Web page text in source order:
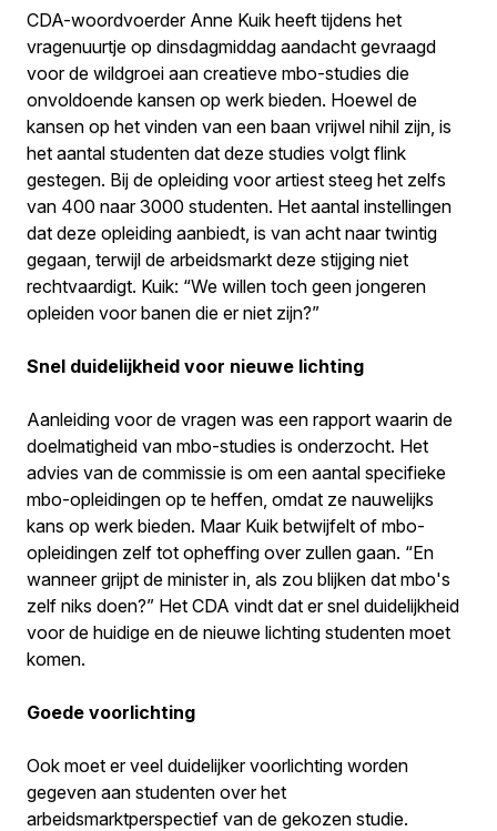
CDA-woordvoerder Anne Kuik heeft tijdens het
vragenuurtje op dinsdagmiddag aandacht gevraagd
voor de wildgroei aan creatieve mbo-studies die
onvoldoende kansen op werk bieden. Hoewel de
kansen op het vinden van een baan vrijwel nihil zijn, is
het aantal studenten dat deze studies volgt flink
gestegen. Bij de opleiding voor artiest steeg het zelfs
van 400 naar 3000 studenten. Het aantal instellingen
dat deze opleiding aanbiedt, is van acht naar twintig
gegaan, terwijl de arbeidsmarkt deze stijging niet
rechtvaardigt. Kuik: “We willen toch geen jongeren
opleiden voor banen die er niet zijn?”
Snel duidelijkheid voor nieuwe lichting
Aanleiding voor de vragen was een rapport waarin de
doelmatigheid van mbo-studies is onderzocht. Het
advies van de commissie is om een aantal specifieke
mbo-opleidingen op te heffen, omdat ze nauwelijks
kans op werk bieden. Maar Kuik betwijfelt of mbo-
opleidingen zelf tot opheffing over zullen gaan. “En
wanneer grijpt de minister in, als zou blijken dat mbo's
zelf niks doen?” Het CDA vindt dat er snel duidelijkheid
voor de huidige en de nieuwe lichting studenten moet
komen.
Goede voorlichting
Ook moet er veel duidelijker voorlichting worden
gegeven aan studenten over het
arbeidsmarktperspectief van de gekozen studie.